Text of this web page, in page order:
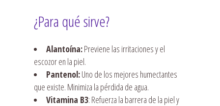
¿Para qué sirve?
Alantoína:Previene las irritaciones y el
escozor en la piel.
Pantenol:Uno de los mejores humectantes
que existe. Minimiza la pérdida de agua.
Vitamina B3: Refuerza la barrera de la piel y